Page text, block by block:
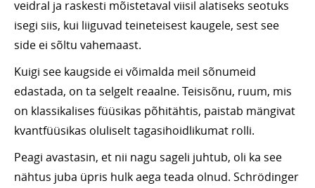
veidral ja raskesti mõistetaval viisil alatiseks seotuks
isegi siis, kui liiguvad teineteisest kaugele, sest see
side ei sõltu vahemaast.
Kuigi see kaugside ei võimalda meil sõnumeid
edastada, on ta selgelt reaalne. Teisisõnu, ruum, mis
on klassikalises füüsikas põhitähtis, paistab mängivat
kvantfüüsikas oluliselt tagasihoidlikumat rolli.
Peagi avastasin, et nii nagu sageli juhtub, oli ka see
nähtus juba üpris hulk aega teada olnud. Schrödinger